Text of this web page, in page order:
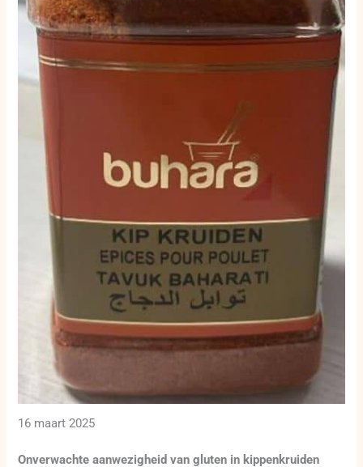
16 maart 2025
Onverwachte aanwezigheid van gluten in kippenkruiden